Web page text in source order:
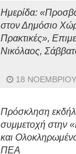
Σχολής
Σάββατο 29
Λασιθίου
Ημερίδα:
στον Δημόσιο
Πρακτικές»,
Νικόλαος,
18
Πρόσκληση
συμμετοχή στην
και
ΠΕΑ